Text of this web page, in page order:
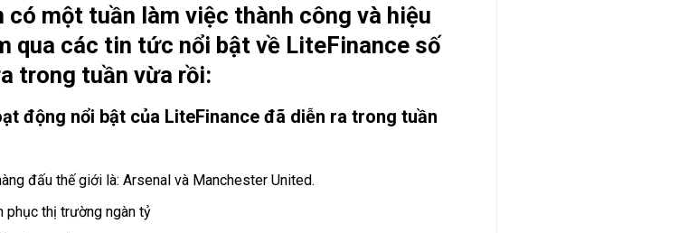
có một tuần làm việc thành công và hiệu
qua các tin tức nổi bật về LiteFinance số
trong tuần vừa rồi:
động nổi bật của LiteFinance đã diễn ra trong tuần
đấu thế giới là: Arsenal và Manchester United.
phục thị trường ngàn tỷ